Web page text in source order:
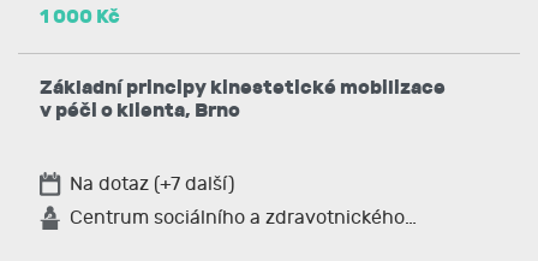
1 000 Kč
Základní principy kinestetické mobilizace
v péči o klienta, Brno
Na dotaz (+7 další)
Centrum sociálního a zdravotnického…